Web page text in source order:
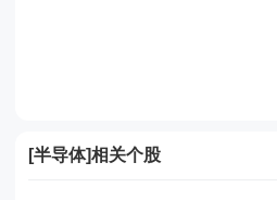
[半导体]相关个股